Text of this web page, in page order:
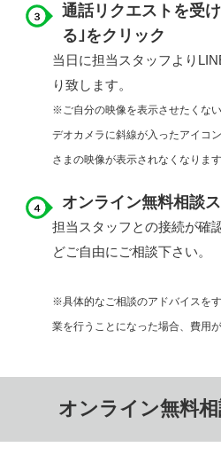
通話リクエストを受
る｣をクリック
当日に担当スタッフより
り致します。
※ご自分の映像を表示させたくな
デオカメラに斜線が入ったアイコ
さまの映像が表示されなくなります
オンライン無料相談
担当スタッフとの接続が確
どご自由にご相談下さい。
※具体的なご相談のアドバイスを
業を行うことになった場合、費用
オンライン無料